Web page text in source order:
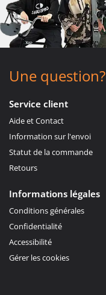
Une question?
Service client
Aide et Contact
Information sur l'envoi
Statut de la commande
Retours
Informations légales
Conditions générales
Confidentialité
Accessibilité
Gérer les cookies